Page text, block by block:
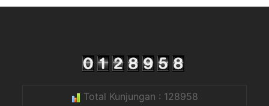
Total Kunjungan : 128958